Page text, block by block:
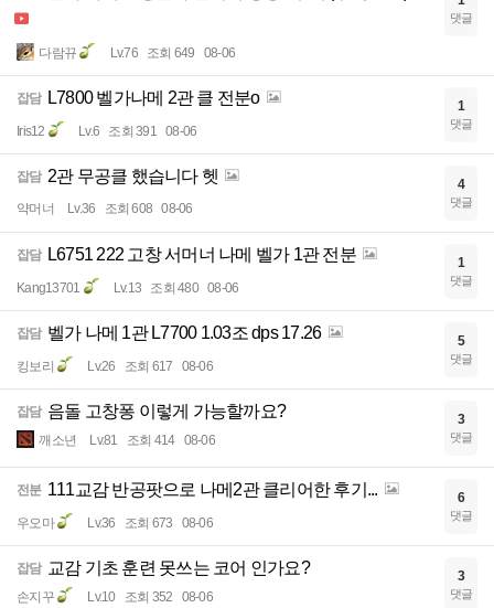
다람뀨 Lv.76 조회 649 08-06
댓글
잡담 L7800 벨가나메 2관 클 전분o
Iris12 Lv.6 조회 391 08-06
1
댓글
잡담 2관 무공클 했습니다 헷
약머너 Lv.36 조회 608 08-06
4
댓글
잡담 L6751 222 고창 서머너 나메 벨가 1관 전분
Kang13701 Lv.13 조회 480 08-06
1
댓글
잡담 벨가 나메 1관 L7700 1.03조 dps 17.26
킹보리 Lv.26 조회 617 08-06
5
댓글
잡담 음돌 고창퐁 이렇게 가능할까요?
깨소년 Lv.81 조회 414 08-06
3
댓글
전분 111교감 반공팟으로 나메2관 클리어한 후기...
우오마 Lv.36 조회 673 08-06
6
댓글
잡담 교감 기초 훈련 못쓰는 코어 인가요?
손지꾸 Lv.10 조회 352 08-06
3
댓글